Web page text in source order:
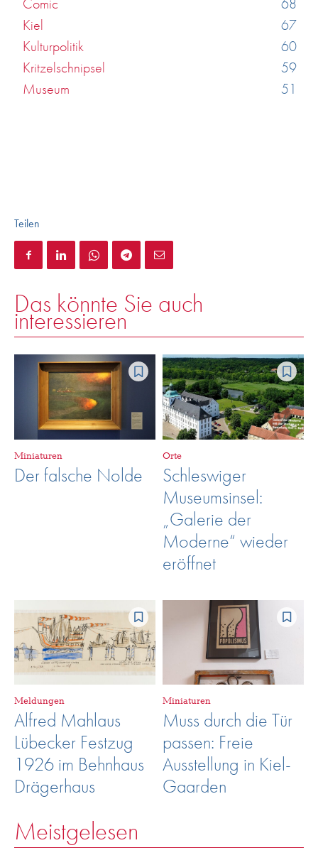
Kiel
67
Kulturpolitik
60
Kritzelschnipsel
59
Museum
51
Teilen
Das könnte Sie auch
interessieren
Miniaturen
Der falsche Nolde
Orte
Schleswiger
Museumsinsel:
„Galerie der
Moderne“ wieder
eröffnet
Meldungen
Alfred Mahlaus
Lübecker Festzug
1926 im Behnhaus
Drägerhaus
Miniaturen
Muss durch die Tür
passen: Freie
Ausstellung in Kiel-
Gaarden
Meistgelesen